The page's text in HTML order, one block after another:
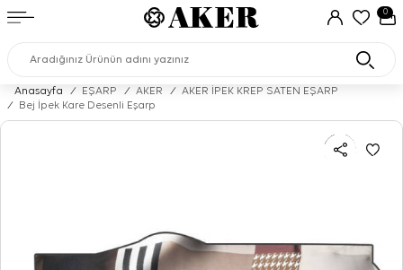
0
Anasayfa / EŞARP / AKER /
AKER İPEK KREP SATEN EŞARP
/
Bej İpek Kare Desenli Eşarp